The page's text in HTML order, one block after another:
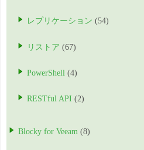
レプリケーション (54)
リストア (67)
PowerShell (4)
RESTful API (2)
Blocky for Veeam (8)